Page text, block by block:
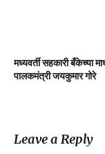
मध्यवर्ती सहकारी बँकेच्या
पालकमंत्री जयकुमार गोरे
Leave a Reply